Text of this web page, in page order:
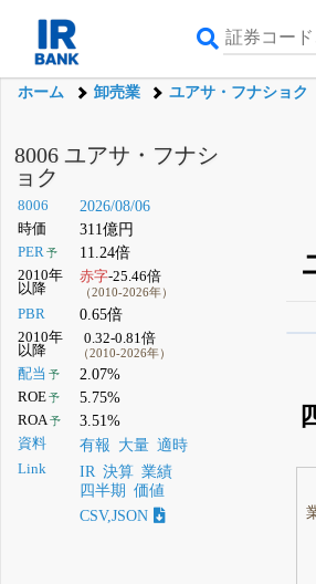
ホーム 卸売業 ユアサ・フナショク
8006 ユアサ・フナシ
ョク
8006 2026/08/06
時価 311億円
PER予 11.24倍
2010年
以降
赤字-25.46倍
（2010-2026年）
PBR 0.65倍
2010年
以降
0.32-0.81倍
（2010-2026年）
配当 予 2.07%
ROE予 5.75%
ROA 予 3.51%
資料 有報 大量 適時
Link IR 決算 業績
四半期 価値
CSV,JSON